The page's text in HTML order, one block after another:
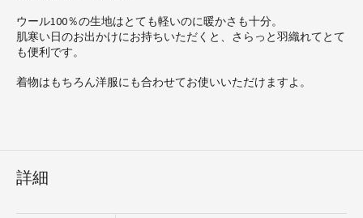
ウール100％の生地はとても軽いのに暖かさも十分。
肌寒い日のお出かけにお持ちいただくと、さらっと羽織れてとて
も便利です。
着物はもちろん洋服にも合わせてお使いいただけますよ。
詳細